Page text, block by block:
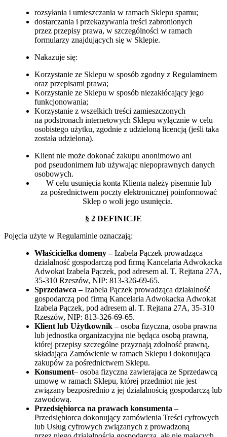
rozsyłania i umieszczania w ramach Sklepu spamu;
dostarczania i przekazywania treści zabronionych
przez przepisy prawa, w szczególności w ramach
formularzy znajdujących się w Sklepie.
Nakazuje się:
Korzystanie ze Sklepu w sposób zgodny z Regulaminem
oraz przepisami prawa;
Korzystanie ze Sklepu w sposób niezakłócający jego
funkcjonowania;
Korzystanie z wszelkich treści zamieszczonych
na podstronach internetowych Sklepu wyłącznie w celu
osobistego użytku, zgodnie z udzieloną licencją (jeśli taka
została udzielona).
Klient nie może dokonać zakupu anonimowo ani
pod pseudonimem lub używając niepoprawnych danych
osobowych.
W celu usunięcia konta Klienta należy pisemnie lub
za pośrednictwem poczty elektronicznej poinformować
Sklep o woli jego usunięcia.
§ 2 DEFINICJE
Pojęcia użyte w Regulaminie oznaczają:
Właścicielka domeny –Izabela Pączek prowadząca
działalność gospodarczą pod firmą Kancelaria Adwokacka
Adwokat Izabela Pączek, pod adresem al. T. Rejtana 27A,
35-310 Rzeszów, NIP: 813-326-69-65.
Sprzedawca –Izabela Pączek prowadząca działalność
gospodarczą pod firmą Kancelaria Adwokacka Adwokat
Izabela Pączek, pod adresem al. T. Rejtana 27A, 35-310
Rzeszów, NIP: 813-326-69-65.
Klient lub Użytkownik – osoba fizyczna, osoba prawna
lub jednostka organizacyjna nie będąca osobą prawną,
której przepisy szczególne przyznają zdolność prawną,
składająca Zamówienie w ramach Sklepu i dokonująca
zakupów za pośrednictwem Sklepu.
Konsument– osoba fizyczna zawierająca ze Sprzedawcą
umowę w ramach Sklepu, której przedmiot nie jest
związany bezpośrednio z jej działalnością gospodarczą lub
zawodową.
Przedsiębiorca na prawach konsumenta –
Przedsiębiorca dokonujący zamówienia Treści cyfrowych
lub Usług cyfrowych związanych z prowadzoną